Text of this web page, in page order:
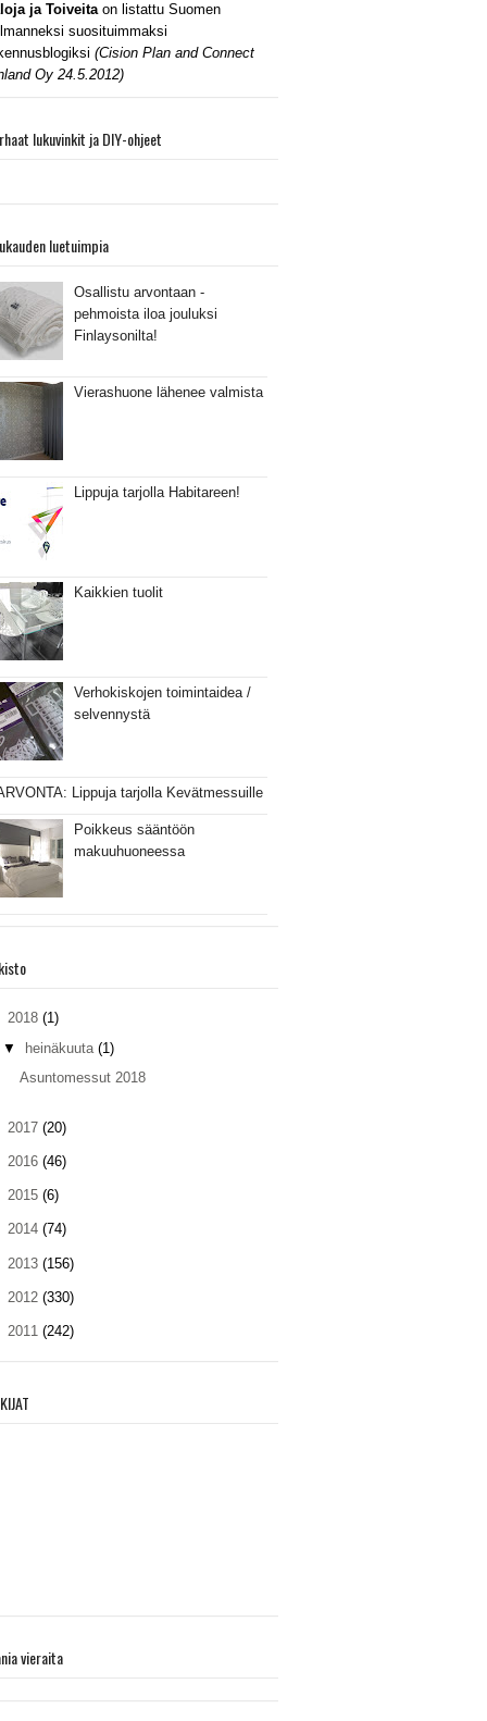
ja Toiveitaon listattu Suomen
suosituimmaksi
(Cision Plan and Connect
Oy 24.5.2012)
lukuvinkit ja DIY-ohjeet
luetuimpia
Osallistu arvontaan -
pehmoista iloa jouluksi
Finlaysonilta!
Vierashuone lähenee valmista
Lippuja tarjolla Habitareen!
Kaikkien tuolit
Verhokiskojen toimintaidea /
selvennystä
Lippuja tarjolla Kevätmessuille
Poikkeus sääntöön
makuuhuoneessa
2018 (1)
▼ heinäkuuta (1)
Asuntomessut 2018
2017 (20)
2016 (46)
2015 (6)
2014 (74)
2013 (156)
2012 (330)
2011 (242)
vieraita